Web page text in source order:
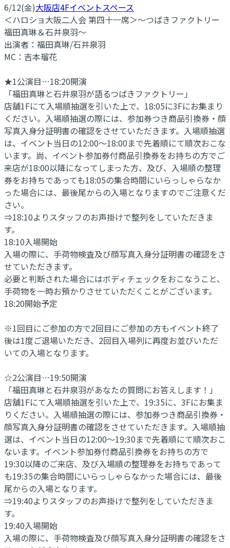
6/12(金)大阪店4Fイベントスペース
＜ハロショ大阪二人会 第四十一席＞～つばきファクトリー
福田真琳＆石井泉羽～
出演者：福田真琳/石井泉羽
MC：吉本瑠花
★1公演目…18:20開演
「福田真琳と石井泉羽が語るつばきファクトリー」
店舗1Fにて入場順抽選を引いた上で、18:05に3Fにお集まり
ください。入場順抽選の際には、参加券つき商品引換券・顔
写真入身分証明書の確認をさせていただきます。入場順抽選
は、イベント当日の12:00～18:00まで先着順にて順次おこな
います。尚、イベント参加券付商品引換券をお持ちの方でご
来店が18:00以降になってしまった方、及び、入場順の整理
券をお持ちであっても18:05の集合時間にいらっしゃらなか
った場合には、最後尾からの入場となりますのでご注意くだ
さい。
⇒18:10よりスタッフのお声掛けで整列をしていただきま
す。
18:10入場開始
入場の際に、手荷物検査及び顔写真入身分証明書の確認をさ
せていただきます。
必要と判断された場合にはボディチェックをおこなうこと、
手荷物を一時お預かりさせていただくことがございます。
18:20開始予定
※1回目にご参加の方で2回目にご参加の方もイベント終了
後は1度ご退場いただき、2回目入場列に再度お並びいただ
いての入場となります。
☆2公演目…19:50開演
「福田真琳と石井泉羽があなたの質問にお答えします！」
店舗1Fにて入場順抽選を引いた上で、19:35に、3Fにお集ま
りください。入場順抽選の際には、参加券つき商品引換券・
顔写真入身分証明書の確認をさせていただきます。入場順抽
選は、イベント当日の12:00～19:30まで先着順にて順次おこ
ないます。イベント参加券付商品引換券をお持ちの方で
19:30以降のご来店、及び入場順の整理券をお持ちであって
も19:35の集合時間にいらっしゃらなかった場合には、最後
尾からの入場となります。
⇒19:40よりスタッフのお声掛けで整列をしていただきま
す。
19:40入場開始
入場の際に、手荷物検査及び顔写真入身分証明書の確認をさ